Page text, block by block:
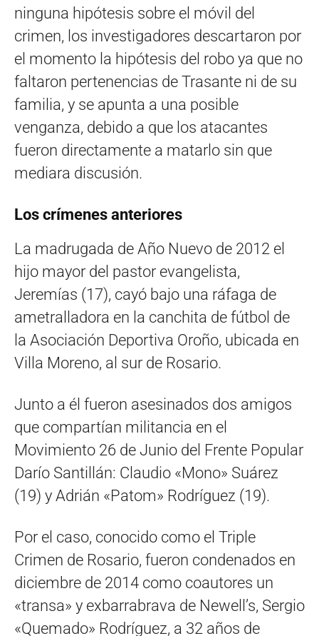
ninguna hipótesis sobre el móvil del
crimen, los investigadores descartaron por
el momento la hipótesis del robo ya que no
faltaron pertenencias de Trasante ni de su
familia, y se apunta a una posible
venganza, debido a que los atacantes
fueron directamente a matarlo sin que
mediara discusión.
Los crímenes anteriores
La madrugada de Año Nuevo de 2012 el
hijo mayor del pastor evangelista,
Jeremías (17), cayó bajo una ráfaga de
ametralladora en la canchita de fútbol de
la Asociación Deportiva Oroño, ubicada en
Villa Moreno, al sur de Rosario.
Junto a él fueron asesinados dos amigos
que compartían militancia en el
Movimiento 26 de Junio del Frente Popular
Darío Santillán: Claudio «Mono» Suárez
(19) y Adrián «Patom» Rodríguez (19).
Por el caso, conocido como el Triple
Crimen de Rosario, fueron condenados en
diciembre de 2014 como coautores un
«transa» y exbarrabrava de Newell’s, Sergio
«Quemado» Rodríguez, a 32 años de